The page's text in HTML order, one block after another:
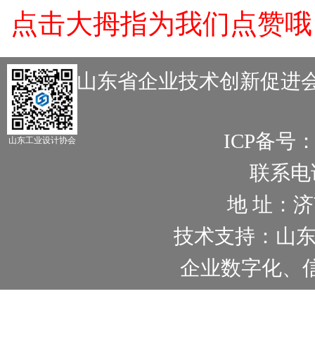
点击大拇指为我们点赞
主办：山东省企业技术创新促进
ICP备号
联系电
地 址：
技术支持：山
企业数字化、
山东工业设计协会